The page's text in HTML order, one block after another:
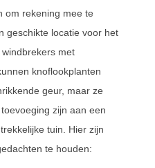
om rekening mee te
geschikte locatie voor het
met
knoflookplanten
geur, maar ze
zijn aan een
tuin. Hier zijn
te houden: